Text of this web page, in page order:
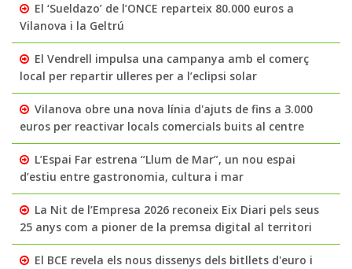
El ‘Sueldazo’ de l’ONCE reparteix 80.000 euros a
Vilanova i la Geltrú
El Vendrell impulsa una campanya amb el comerç
local per repartir ulleres per a l’eclipsi solar
Vilanova obre una nova línia d'ajuts de fins a 3.000
euros per reactivar locals comercials buits al centre
L’Espai Far estrena “Llum de Mar”, un nou espai
d’estiu entre gastronomia, cultura i mar
La Nit de l’Empresa 2026 reconeix Eix Diari pels seus
25 anys com a pioner de la premsa digital al territori
El BCE revela els nous dissenys dels bitllets d'euro i